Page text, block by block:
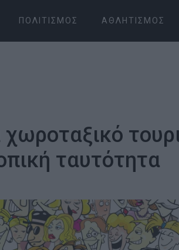
ΠΟΛΙΤΙΣΜΌΣ ΑΘΛΗΤΙΣΜΌΣ
ταυτότητα